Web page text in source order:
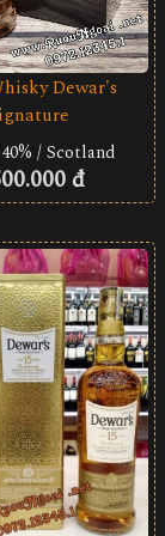
Dewar's
/ Scotland
đ